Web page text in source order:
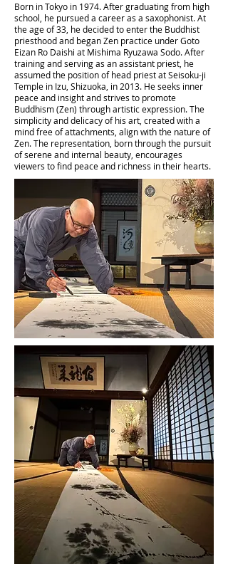
Born in Tokyo in 1974. After graduating from high
school, he pursued a career as a saxophonist. At
the age of 33, he decided to enter the Buddhist
priesthood and began Zen practice under Goto
Eizan Ro Daishi at Mishima Ryuzawa Sodo. After
training and serving as an assistant priest, he
assumed the position of head priest at Seisoku-ji
Temple in Izu, Shizuoka, in 2013. He seeks inner
peace and insight and strives to promote
Buddhism (Zen) through artistic expression. The
simplicity and delicacy of his art, created with a
mind free of attachments, align with the nature of
Zen. The representation, born through the pursuit
of serene and internal beauty, encourages
viewers to find peace and richness in their hearts.